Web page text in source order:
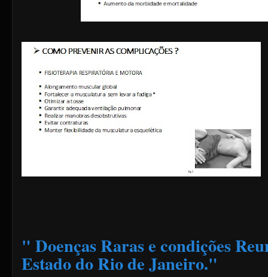
" Doenças Raras e condições
Estado do Rio de Janeiro."